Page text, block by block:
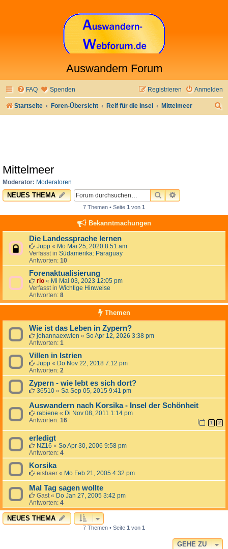
Auswandern Forum
FAQ Spenden Anmelden
Registrieren
Startseite Foren-Übersicht Reif für die Insel Mittelmeer
Mittelmeer
Moderator: Moderatoren
NEUES THEMA SUCHEERWEITERTE
7 Themen • Seite 1 von 1
Bekanntmachungen
Die Landessprache lernen
Jupp « Mo Mai 25, 2020 8:51 am
Verfasst in Südamerika: Paraguay
Antworten: 10
Forenaktualisierung
rio « Mi Mai 03, 2023 12:05 pm
Verfasst in Wichtige Hinweise
Antworten: 8
Themen
Wie ist das Leben in Zypern?
johannaexwien « So Apr 12, 2026 3:38 pm
Antworten: 1
Villen in Istrien
Jupp « Do Nov 22, 2018 7:12 pm
Antworten: 2
Zypern - wie lebt es sich dort?
36510 « Sa Sep 05, 2015 9:41 pm
Auswandern nach Korsika - Insel der Schönheit
rabiene « Di Nov 08, 2011 1:14 pm
Antworten: 16 1 2
erledigt
NZ16 « So Apr 30, 2006 9:58 pm
Antworten: 4
Korsika
eisbaer « Mo Feb 21, 2005 4:32 pm
Mal Tag sagen wollte
Gast« Do Jan 27, 2005 3:42 pm
Antworten: 4
NEUES THEMA
7 Themen • Seite 1 von 1
GEHE ZU